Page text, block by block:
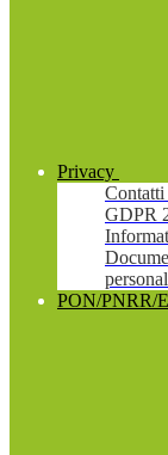
Privacy
GDPR
PON/PNRR/